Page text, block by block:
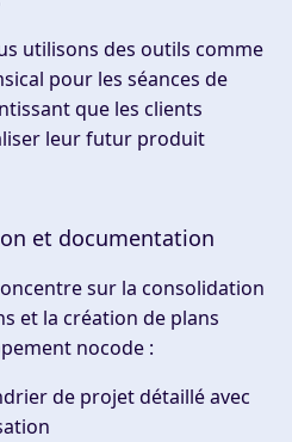
utilisons des outils comme
pour les séances de
que les clients
leur futur produit
et documentation
sur la consolidation
et la création de plans
nocode :
de projet détaillé avec